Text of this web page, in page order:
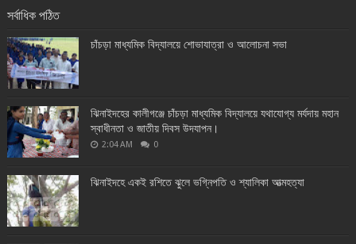
সর্বাধিক পঠিত
চাঁচড়া মাধ্যমিক বিদ্যালয়ে শোভাযাত্রা ও আলোচনা সভা
ঝিনাইদহের কালীগঞ্জে চাঁচড়া মাধ্যমিক বিদ্যালয়ে যথাযোগ্য মর্যদায় মহান
স্বাধীনতা ও জাতীয় দিবস উদযাপন।
2:04 AM 0
ঝিনাইদহে একই রশিতে ঝুলে ভগ্নিপতি ও শ্যালিকা আত্মহত্যা